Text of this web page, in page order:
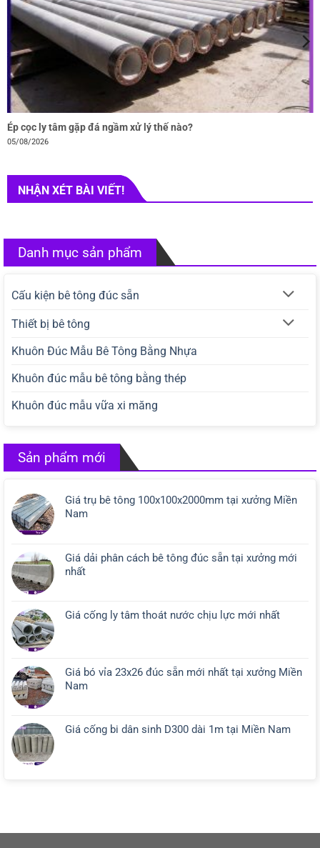
Ép cọc ly tâm gặp đá ngầm xử lý thế nào?
05/08/2026
NHẬN XÉT BÀI VIẾT!
Danh mục sản phẩm
Cấu kiện bê tông đúc sẵn
Thiết bị bê tông
Khuôn Đúc Mẫu Bê Tông Bằng Nhựa
Khuôn đúc mẫu bê tông bằng thép
Khuôn đúc mẫu vữa xi măng
Sản phẩm mới
Giá trụ bê tông 100x100x2000mm tại xưởng Miền
Nam
Giá dải phân cách bê tông đúc sẵn tại xưởng mới
nhất
Giá cống ly tâm thoát nước chịu lực mới nhất
Giá bó vỉa 23x26 đúc sẵn mới nhất tại xưởng Miền
Nam
Giá cống bi dân sinh D300 dài 1m tại Miền Nam